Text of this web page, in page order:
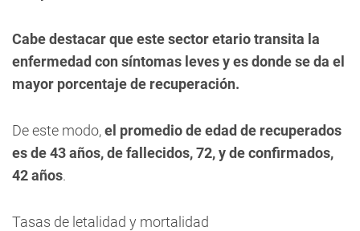
Cabe destacar que este sector etario transita la
enfermedad con síntomas leves y es donde se da el
mayor porcentaje de recuperación.
De este modo,el promedio de edad de recuperados
es de 43 años, de fallecidos, 72, y de confirmados,
42 años.
Tasas de letalidad y mortalidad